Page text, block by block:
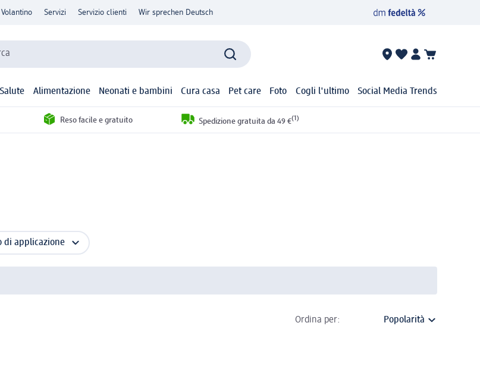
Volantino Servizi Servizio clienti Wir sprechen Deutsch
Salute Alimentazione Neonati e bambini Cura casa Pet care Foto Cogli l'ultimo Social Media Trends
Reso facile e gratuito Spedizione gratuita da 49 €(1)
di applicazione
Ordina per: